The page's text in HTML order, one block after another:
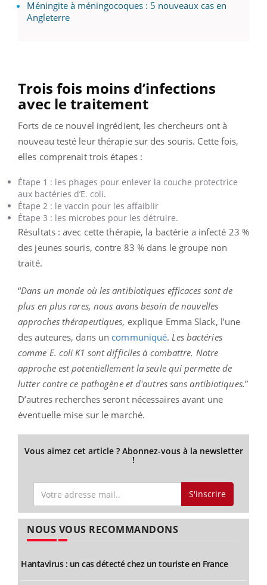
Méningite à méningocoques : 5 nouveaux cas en
Angleterre
Trois fois moins d’infections
avec le traitement
Forts de ce nouvel ingrédient, les chercheurs ont à
nouveau testé leur thérapie sur des souris. Cette fois,
elles comprenait trois étapes :
Étape 1 : les phages pour enlever la couche protectrice
aux bactéries d’E. coli.
Étape 2 : le vaccin pour les affaiblir
Étape 3 : les microbes pour les détruire.
Résultats : avec cette thérapie, la bactérie a infecté 23 %
des jeunes souris, contre 83 % dans le groupe non
traité.
“Dans un monde où les antibiotiques efficaces sont de
plus en plus rares, nous avons besoin de nouvelles
approches thérapeutiques, explique Emma Slack, l’une
des auteures, dans un communiqué. Les bactéries
comme E. coli K1 sont difficiles à combattre. Notre
approche est potentiellement la seule qui permette de
lutter contre ce pathogène et d'autres sans antibiotiques.”
D’autres recherches seront nécessaires avant une
éventuelle mise sur le marché.
Vous aimez cet article ? Abonnez-vous à la newsletter
!
S'inscrire
NOUS VOUS RECOMMANDONS
Hantavirus : un cas détecté chez un touriste en France